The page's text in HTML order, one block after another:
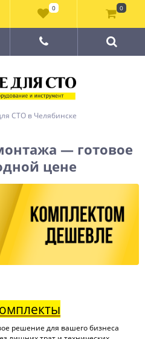
СТО в Челябинске
— готовое
цене
решение для вашего бизнеса
0 0